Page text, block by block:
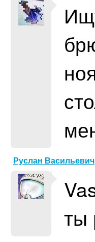
Руслан Васильевич
ты